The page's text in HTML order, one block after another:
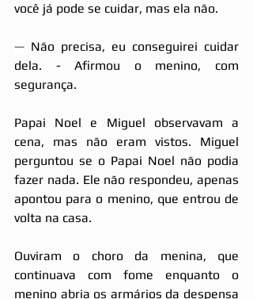
você já pode se cuidar, mas ela não.
— Não precisa, eu conseguirei cuidar
dela. - Afirmou o menino, com
segurança.
Papai Noel e Miguel observavam a
cena, mas não eram vistos. Miguel
perguntou se o Papai Noel não podia
fazer nada. Ele não respondeu, apenas
apontou para o menino, que entrou de
volta na casa.
Ouviram o choro da menina, que
continuava com fome enquanto o
menino abria os armários da despensa